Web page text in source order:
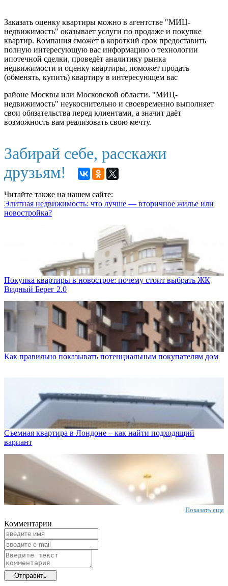
Заказать оценку квартиры можно в агентстве "МИЦ-
недвижимость" оказывает услуги по продаже и покупке
квартир. Компания сможет в короткий срок предоставить
полную интересующую вас информацию о технологии
ипотечной сделки, проведёт аналитику рынка
недвижимости и оценку квартиры, поможет продать
(обменять, купить) квартиру в интересующем вас
районе Москвы или Московской области. "МИЦ-
недвижимость" неукоснительно и своевременно выполняет
свои обязательства перед клиентами, а значит даёт
возможность вам реализовать свою мечту.
Забирай себе, расскажи
друзьям!
Читайте также на нашем сайте:
Элитная недвижимость: что лучше — вторичное жилье или
новостройка?
Покупка квартиры в новострое: почему стоит выбрать ЖК
Видный Берег 2.0
Как правильно показывать потенциальным покупателям дом
Съемная квартира в Лондоне – как найти подходящий
вариант
Показать еще
Комментарии